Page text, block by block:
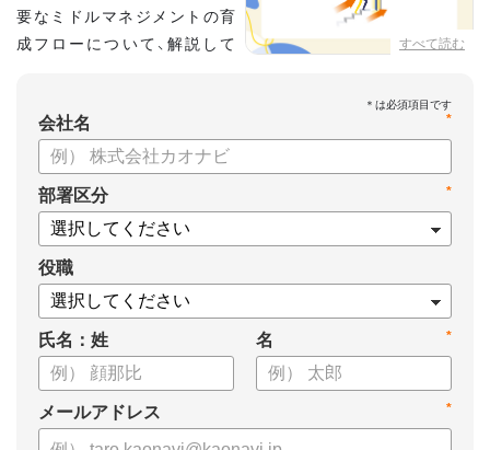
すべて読む
要なミドルマネジメントの育
成フローについて、解説して
【資料の内容】
・そもそも「マネジメント」とは？
・身につけるべき7つのフレームワーク
・ミドルマネジメント推進上の人事課題
*
会社名
*
部署区分
役職
氏名：姓 *
名
*
メールアドレス